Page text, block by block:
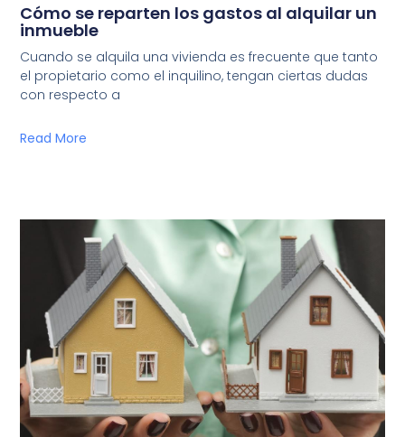
Cómo se reparten los gastos al alquilar un
inmueble
Cuando se alquila una vivienda es frecuente que tanto
el propietario como el inquilino, tengan ciertas dudas
con respecto a
Read More